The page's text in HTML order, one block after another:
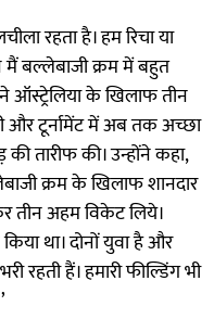
रहता है। हम रिचा या
बल्लेबाजी क्रम में बहुत
ऑस्ट्रेलिया के खिलाफ तीन
और टूर्नामेंट में अब तक अच्छा
तारीफ की। उन्होंने कहा,
क्रम के खिलाफ शानदार
तीन अहम विकेट लिये।
था। दोनों युवा है और
रहती हैं। हमारी फील्डिंग भी